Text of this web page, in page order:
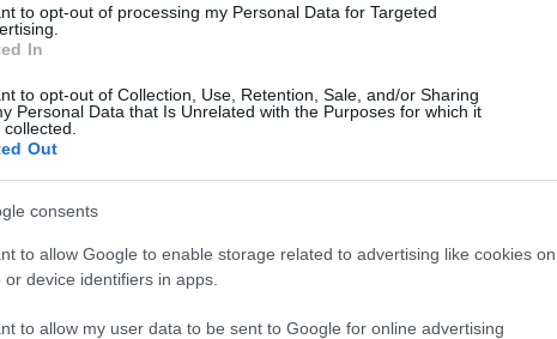
to opt-out of processing my Personal Data for Targeted
In
to opt-out of Collection, Use, Retention, Sale, and/or Sharing
Personal Data that Is Unrelated with the Purposes for which it
Out
consents
to allow Google to enable storage related to advertising like cookies on
or device identifiers in apps.
to allow my user data to be sent to Google for online advertising
ότι μια μεγάλη μερίδα οδηγών μπορεί να έχει
και το 30% της πίεσης στα ελαστικά του
είναι η αλήθεια κόπο να κάνουν έναν έλεγχο.